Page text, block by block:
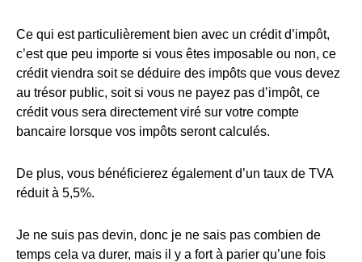
Ce qui est particulièrement bien avec un crédit d’impôt,
c’est que peu importe si vous êtes imposable ou non, ce
crédit viendra soit se déduire des impôts que vous devez
au trésor public, soit si vous ne payez pas d’impôt, ce
crédit vous sera directement viré sur votre compte
bancaire lorsque vos impôts seront calculés.
De plus, vous bénéficierez également d’un taux de TVA
réduit à 5,5%.
Je ne suis pas devin, donc je ne sais pas combien de
temps cela va durer, mais il y a fort à parier qu’une fois